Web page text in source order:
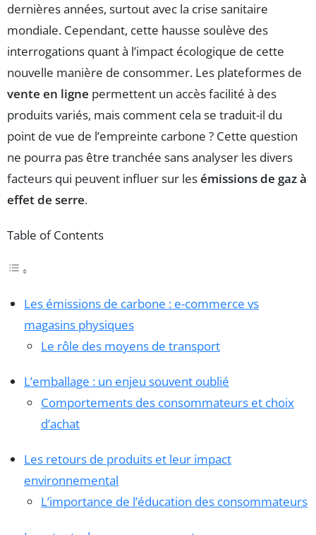
dernières années, surtout avec la crise sanitaire
mondiale. Cependant, cette hausse soulève des
interrogations quant à l’impact écologique de cette
nouvelle manière de consommer. Les plateformes de
vente en ligne permettent un accès facilité à des
produits variés, mais comment cela se traduit-il du
point de vue de l’empreinte carbone ? Cette question
ne pourra pas être tranchée sans analyser les divers
facteurs qui peuvent influer sur lesémissions de gaz à
effet de serre.
Table of Contents
Les émissions de carbone : e-commerce vs
magasins physiques
Le rôle des moyens de transport
L’emballage : un enjeu souvent oublié
Comportements des consommateurs et choix
d’achat
Les retours de produits et leur impact
environnemental
L’importance de l’éducation des consommateurs